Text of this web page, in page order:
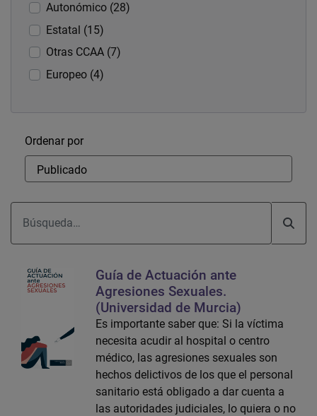
Autonómico (28)
Estatal (15)
Otras CCAA (7)
Europeo (4)
Ordenar
Ordenar por
Guía de Actuación ante
Agresiones Sexuales.
(Universidad de Murcia)
Es importante saber que: Si la víctima
necesita acudir al hospital o centro
médico, las agresiones sexuales son
hechos delictivos de los que el personal
sanitario está obligado a dar cuenta a
las autoridades judiciales, lo quiera o no